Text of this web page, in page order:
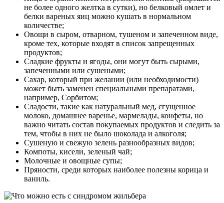
не более одного желтка в сутки), но белковый омлет и
белки вареных яиц можно кушать в нормальном
количестве;
Овощи в сыром, отварном, тушеном и запеченном виде,
кроме тех, которые входят в список запрещенных
продуктов;
Сладкие фрукты и ягоды, они могут быть сырыми,
запеченными или сушеными;
Сахар, который при желании (или необходимости)
может быть заменен специальными препаратами,
например, Сорбитом;
Сладости, такие как натуральный мед, сгущенное
молоко, домашнее варенье, мармелады, конфеты, но
важно читать состав покупаемых продуктов и следить за
тем, чтобы в них не было шоколада и алкоголя;
Сушеную и свежую зелень разнообразных видов;
Компоты, кисели, зеленый чай;
Молочные и овощные супы;
Пряности, среди которых наиболее полезны корица и
ваниль.